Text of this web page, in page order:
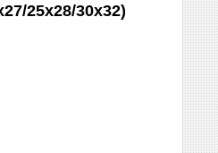
25x28/30x32)